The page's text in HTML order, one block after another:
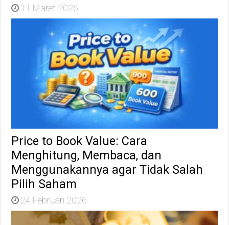
11 Maret 2026
Price to Book Value: Cara
Menghitung, Membaca, dan
Menggunakannya agar Tidak Salah
Pilih Saham
24 Februari 2026